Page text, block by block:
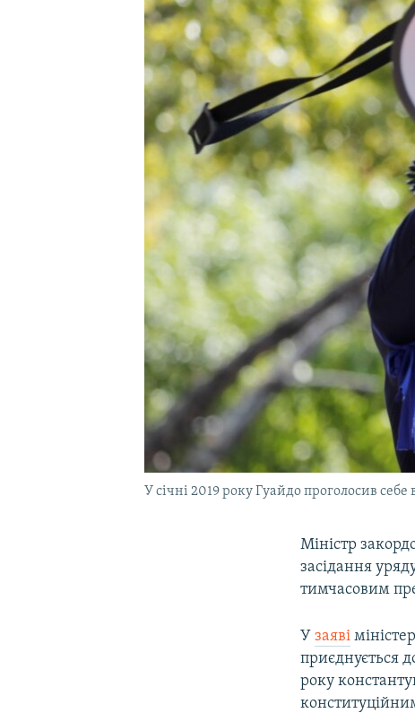
У січні 2019 року Гуайдо проголосив
Міністр
засідання
тимчасовим
Узаяві
приєднується
року